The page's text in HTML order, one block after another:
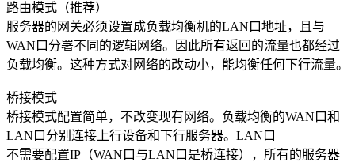
路由模式（推荐）
服务器的网关必须设置成负载均衡机的LAN口地址，且与
WAN口分署不同的逻辑网络。因此所有返回的流量也都经过
负载均衡。这种方式对网络的改动小，能均衡任何下行流量。
桥接模式
桥接模式配置简单，不改变现有网络。负载均衡的WAN口和
LAN口分别连接上行设备和下行服务器。LAN口
不需要配置IP（WAN口与LAN口是桥连接），所有的服务器